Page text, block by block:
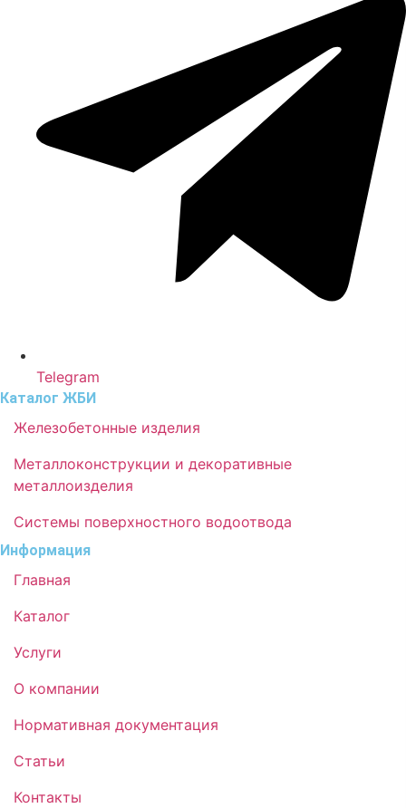
Telegram
Каталог ЖБИ
Железобетонные изделия
Металлоконструкции и декоративные
металлоизделия
Системы поверхностного водоотвода
Информация
Главная
Каталог
Услуги
О компании
Нормативная документация
Статьи
Контакты